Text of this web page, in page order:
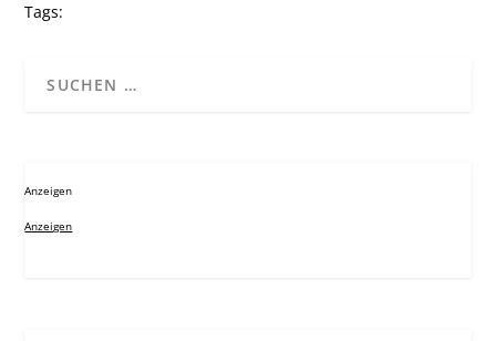
Tags:
Anzeigen
Anzeigen